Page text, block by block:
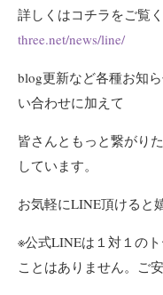
詳しくはコチラをご覧
three.net/news/line/
blog更新など各種お知
い合わせに加えて
皆さんともっと繋がり
しています。
お気軽にLINE頂けると
※公式LINEは１対１の
ことはありません。ご